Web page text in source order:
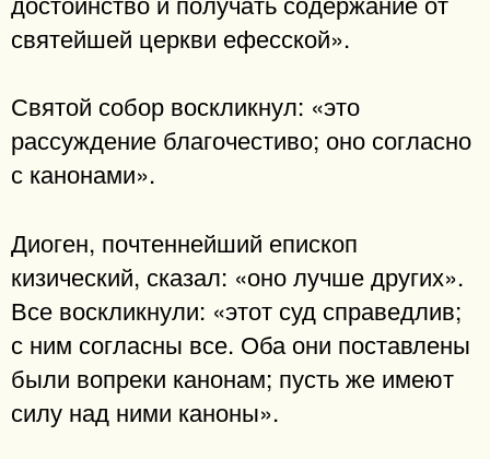
святейшей церкви ефесской».
Святой собор воскликнул: «это
рассуждение благочестиво; оно согласно
с канонами».
Диоген, почтеннейший епископ
кизический, сказал: «оно лучше других».
Все воскликнули: «этот суд справедлив;
с ним согласны все. Оба они поставлены
были вопреки канонам; пусть же имеют
силу над ними каноны».